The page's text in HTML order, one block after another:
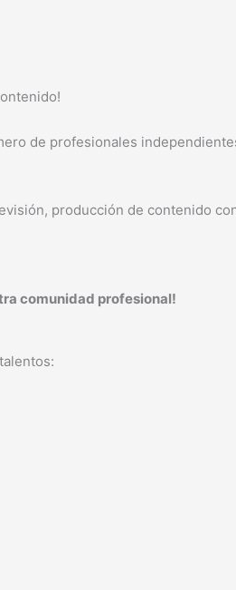
de profesionales
producción de contenido
comunidad profesional!